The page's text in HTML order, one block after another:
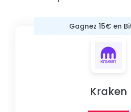
Gagnez 15€ en
Kraken